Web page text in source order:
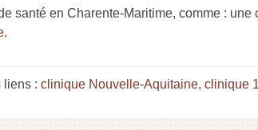
santé en Charente-Maritime, comme : une
.
liens : clinique Nouvelle-Aquitaine, clinique